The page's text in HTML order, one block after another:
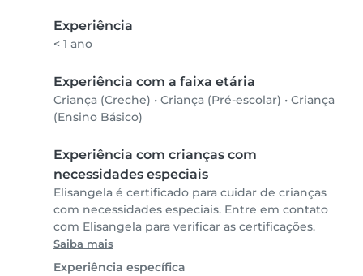
Experiência
< 1 ano
Experiência com a faixa etária
Criança (Creche) • Criança (Pré-escolar) • Criança
(Ensino Básico)
Experiência com crianças com
necessidades especiais
Elisangela é certificado para cuidar de crianças
com necessidades especiais. Entre em contato
com Elisangela para verificar as certificações.
Saiba mais
Experiência específica